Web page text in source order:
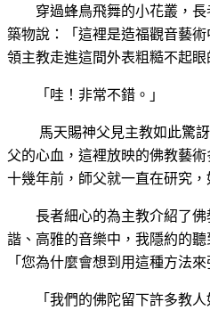
穿過蜂鳥飛舞的小花叢，
築物說：「這裡是造福觀音藝
領主教走進這間外表粗糙不起眼
「哇！非常不錯。」
馬天賜神父見主教如此驚
父的心血，這裡放映的佛教藝
十幾年前，師父就一直在研究
長者細心的為主教介紹了
諧、高雅的音樂中，我隱約的
「您為什麼會想到用這種方法
「我們的佛陀留下許多教